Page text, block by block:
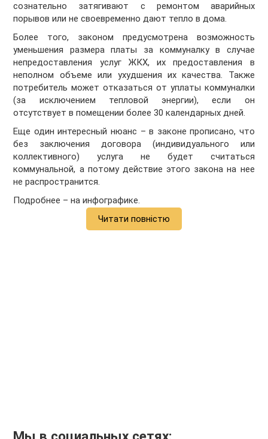
сознательно затягивают с ремонтом аварийных
порывов или не своевременно дают тепло в дома.
Более того, законом предусмотрена возможность
уменьшения размера платы за коммуналку в случае
непредоставления услуг ЖКХ, их предоставления в
неполном объеме или ухудшения их качества. Также
потребитель может отказаться от уплаты коммуналки
(за исключением тепловой энергии), если он
отсутствует в помещении более 30 календарных дней.
Еще один интересный нюанс – в законе прописано, что
без заключения договора (индивидуального или
коллективного) услуга не будет считаться
коммунальной, а потому действие этого закона на нее
не распространится.
Подробнее – на инфографике.
Читати повністю
Мы в социальных сетях: